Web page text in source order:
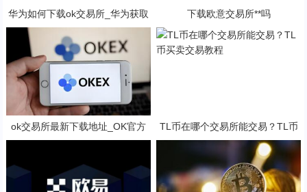
华为如何下载ok交易所_华为获取
OK 交易所指南
下载欧意交易所**吗
ok交易所最新下载地址_OK官方
下载：安全可靠的数字资产交易平
TL币在哪个交易所能交易？TL币
买卖交易教程